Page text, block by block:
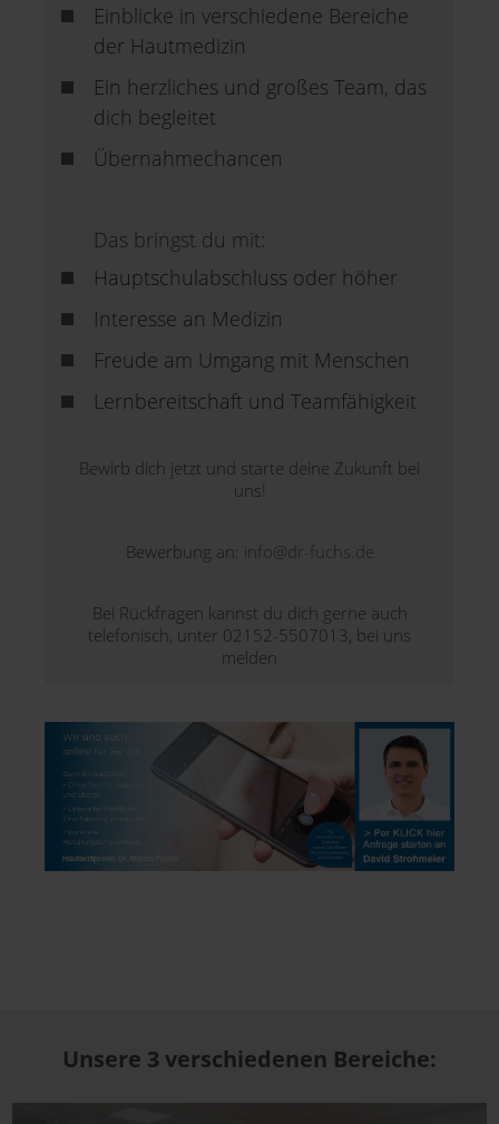
Einblicke in verschiedene Bereiche
der Hautmedizin
Ein herzliches und großes Team, das
dich begleitet
Übernahmechancen
Das bringst du mit:
Hauptschulabschluss oder höher
Interesse an Medizin
Freude am Umgang mit Menschen
Lernbereitschaft und Teamfähigkeit
Bewirb dich jetzt und starte deine Zukunft bei
uns!
Bewerbung an: info@dr-fuchs.de
Bei Rückfragen kannst du dich gerne auch
telefonisch, unter 02152-5507013, bei uns
melden
Unsere 3 verschiedenen Bereiche: